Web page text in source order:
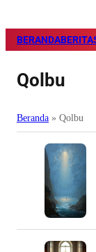
BERANDABERITA
Qolbu
Beranda » Qolbu